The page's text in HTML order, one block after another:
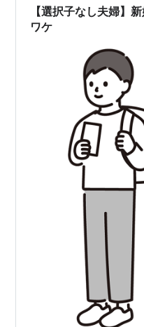
ますか？」と…。 命に
手術をお願いしました。
【選択子なし夫婦】
ワケ